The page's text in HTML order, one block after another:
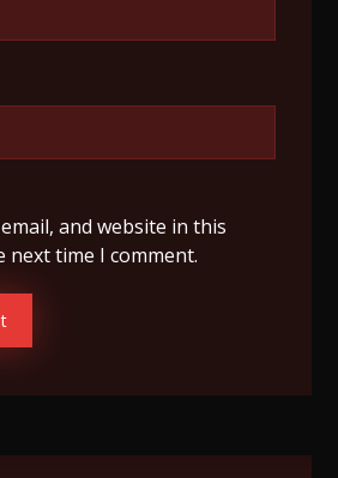
and website in this
time I comment.